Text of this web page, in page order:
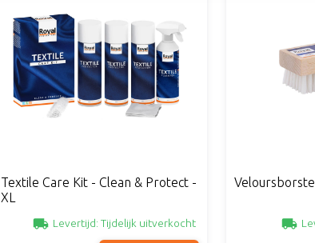
Textile Care Kit - Clean & Protect -
XL
Levertijd: Tijdelijk uitverkocht